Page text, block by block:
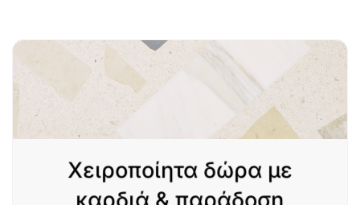
Χειροποίητα δώρα με
καρδιά & παράδοση